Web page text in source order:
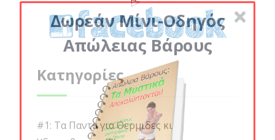
Κατηγορίες
#1: Τα Παντα για Θερμιδες κι
Δωρεάν Μίνι-Οδηγός
Απώλειας Βάρους